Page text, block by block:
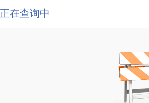
正在查询中